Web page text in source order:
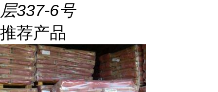
层337-6号
推荐产品